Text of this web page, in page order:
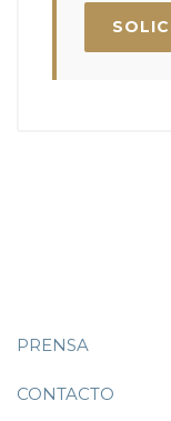
PRENSA
CONTACTO